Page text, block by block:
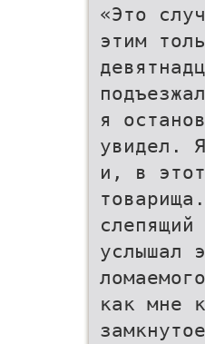
«Это
этим
я
увидел.
и, в
услышал
как мне